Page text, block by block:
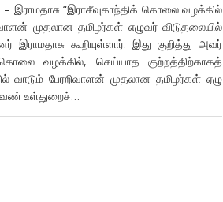
– இராமதாசு “இராசீவுகாந்திக் கொலை வழக்கில்
முதலான தமிழர்கள் எழுவர் விடுதலையில்
இராமதாசு கூறியுள்ளார். இது குறித்து அவர்
வழக்கில், செய்யாத குற்றத்திற்காகத்
வாடும் பேரறிவாளன் முதலான தமிழர்கள் ஏழு
உள்துறைச்…